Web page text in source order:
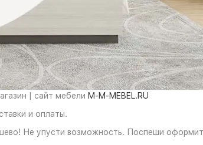
| сайт мебели M-M-MEBEL.RU
и оплаты.
Не упусти возможность. Поспеши